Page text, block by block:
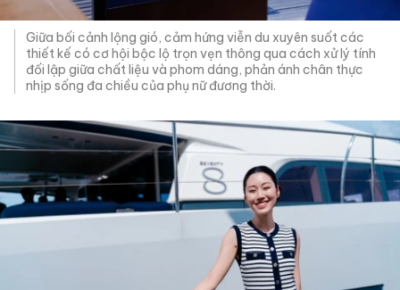
Giữa bối cảnh lộng gió, cảm hứng viễn du xuyên suốt các
thiết kế có cơ hội bộc lộ trọn vẹn thông qua cách xử lý tính
đối lập giữa chất liệu và phom dáng, phản ánh chân thực
nhịp sống đa chiều của phụ nữ đương thời.